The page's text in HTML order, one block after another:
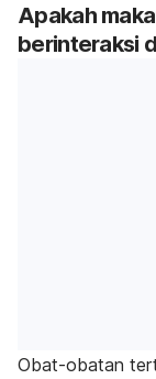
Apakah
berinteraksi
Obat-obatan